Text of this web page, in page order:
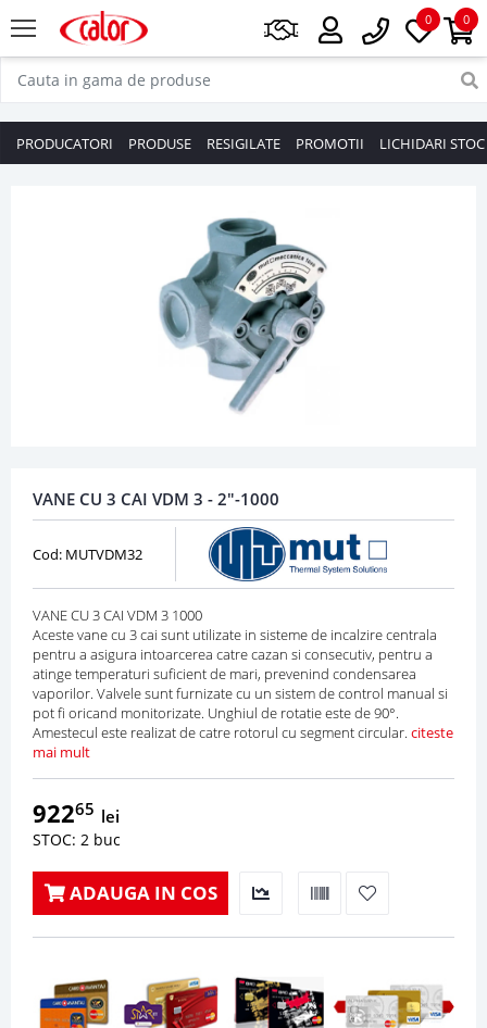
0
0
PRODUCATORI PRODUSE RESIGILATE PROMOTII LICHIDARI STOC
VANE CU 3 CAI VDM 3 - 2"-1000
Cod: MUTVDM32
VANE CU 3 CAI VDM 3 1000
Aceste vane cu 3 cai sunt utilizate in sisteme de incalzire centrala
pentru a asigura intoarcerea catre cazan si consecutiv, pentru a
atinge temperaturi suficient de mari, prevenind condensarea
vaporilor. Valvele sunt furnizate cu un sistem de control manual si
pot fi oricand monitorizate. Unghiul de rotatie este de 90°.
Amestecul este realizat de catre rotorul cu segment circular. citeste
mai mult
92265 lei
STOC: 2 buc
ADAUGA IN COS